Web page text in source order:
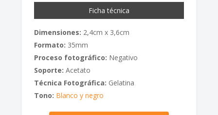
Ficha técnica
Dimensiones: 2,4cm x 3,6cm
Formato: 35mm
Proceso fotográfico: Negativo
Soporte: Acetato
Técnica Fotográfica: Gelatina
Tono: Blanco y negro